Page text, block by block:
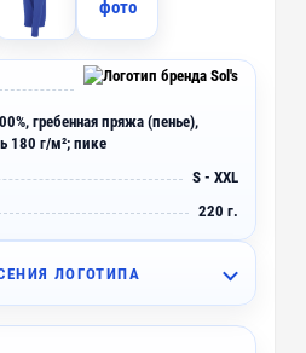
фото
гребенная пряжа (пенье),
180 г/м²; пике
S - XXL
220 г.
ЛОГОТИПА
~ 4 дня